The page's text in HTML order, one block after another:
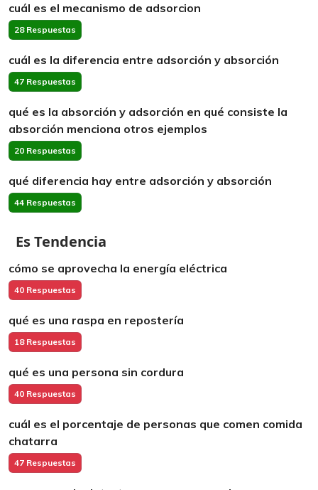
cuál es el mecanismo de adsorcion
28 Respuestas
cuál es la diferencia entre adsorción y absorción
47 Respuestas
qué es la absorción y adsorción en qué consiste la
absorción menciona otros ejemplos
20 Respuestas
qué diferencia hay entre adsorción y absorción
44 Respuestas
Es Tendencia
cómo se aprovecha la energía eléctrica
40 Respuestas
qué es una raspa en repostería
18 Respuestas
qué es una persona sin cordura
40 Respuestas
cuál es el porcentaje de personas que comen comida
chatarra
47 Respuestas